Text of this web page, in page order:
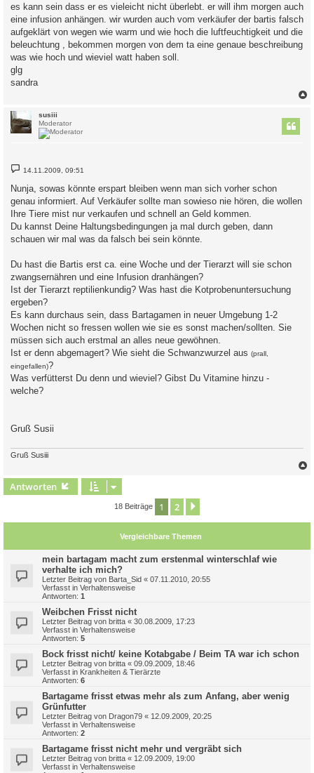
es kann sein dass er es vieleicht nicht überlebt. er will ihm morgen auch
eine infusion anhängen. wir wurden auch vom verkäufer der bartis falsch
aufgeklärt von wegen wie warm und wie hoch die luftfeuchtigkeit und die
beleuchtung , bekommen morgen von dem ta eine genaue beschreibung
was wie hoch und wieviel watt haben soll.
glg
sandra
susiii
Moderator
B
e
t
r
g
14.11.2009, 09:51
Nunja, sowas könnte erspart bleiben wenn man sich vorher schon
genau informiert. Auf Verkäufer sollte man sowieso nie hören, die wollen
Ihre Tiere mist nur verkaufen und schnell an Geld kommen.
Du kannst Deine Haltungsbedingungen ja mal durch geben, dann
schauen wir mal was da falsch bei sein könnte.
Du hast die Bartis erst ca. eine Woche und der Tierarzt will sie schon
zwangsernähren und eine Infusion dranhängen?
Ist der Tierarzt reptilienkundig? Was hast die Kotprobenuntersuchung
ergeben?
Es kann durchaus sein, dass Bartagamen in neuer Umgebung 1-2
Wochen nicht so fressen wollen wie sie es sonst machen/sollten. Sie
müssen sich auch erstmal an alles neue gewöhnen.
Ist er denn abgemagert? Wie sieht die Schwanzwurzel aus (prall,
eingefallen)?
Was verfütterst Du denn und wieviel? Gibst Du Vitamine hinzu -
welche?
Gruß Susii
Gruß Susiii
e
Antworten
18 Beiträge 1 2
Vergleichbare Themen
mein bartagam macht zum erstenmal winterschlaf wie
verhalte ich mich?
Letzter Beitrag von Barta_Sid « 07.11.2010, 20:55
Verfasst in Verhaltensweise
Antworten: 1
Weibchen Frisst nicht
Letzter Beitrag von britta « 30.08.2009, 17:23
Verfasst in Verhaltensweise
Antworten: 5
Bock frisst nicht/ keine Kotabgabe / Beim TA war ich schon
Letzter Beitrag von britta « 09.09.2009, 18:46
Verfasst in Krankheiten & Tierärzte
Antworten: 6
Bartagame frisst etwas mehr als zum Anfang, aber wenig
Grünfutter
Letzter Beitrag von Dragon79 « 12.09.2009, 20:25
Verfasst in Verhaltensweise
Antworten: 2
Bartagame frisst nicht mehr und vergräbt sich
Letzter Beitrag von britta « 12.09.2009, 19:00
Verfasst in Verhaltensweise